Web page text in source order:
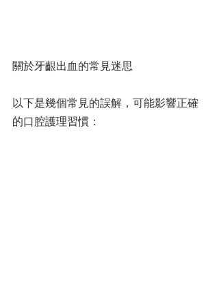
關於牙齦出血的常見迷思
以下是幾個常見的誤解，可能影響正確
的口腔護理習慣：